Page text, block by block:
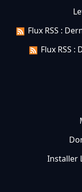
Flux RSS :
Flux RSS
Installer